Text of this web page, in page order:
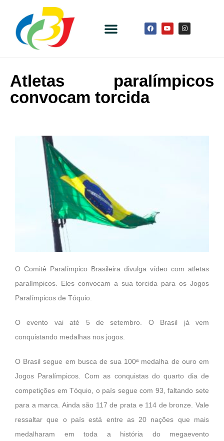
Atletas paralímpicos
convocam torcida
O Comitê Paralímpico Brasileira divulga vídeo com atletas
paralímpicos. Eles convocam a sua torcida para os Jogos
Paralímpicos de Tóquio.
O evento vai até 5 de setembro. O Brasil já vem
conquistando medalhas nos jogos.
O Brasil segue em busca de sua 100ª medalha de ouro em
Jogos Paralímpicos. Com as conquistas do quarto dia de
competições em Tóquio, o país segue com 93, faltando sete
para a marca. Ainda são 117 de prata e 114 de bronze. Vale
ressaltar que o país está entre as 20 nações que mais
medalharam em toda a história do megaevento